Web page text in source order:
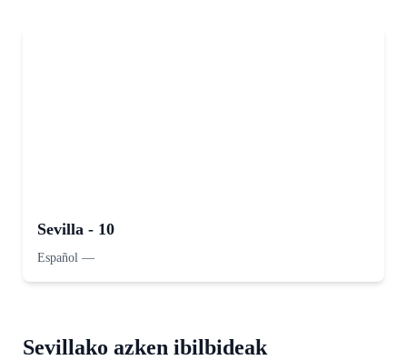
Sevilla - 10
Español —
Sevillako azken ibilbideak